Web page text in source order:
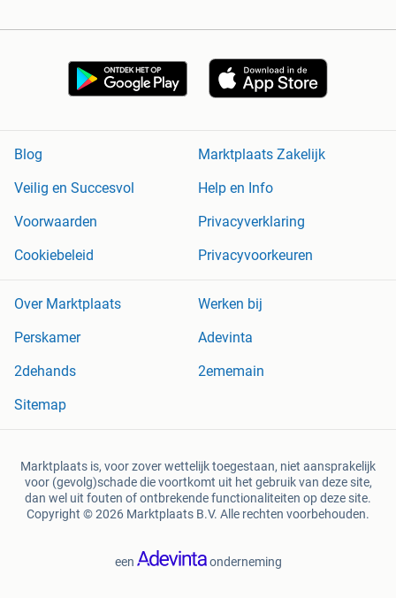
Blog
Marktplaats Zakelijk
Veilig en Succesvol
Help en Info
Voorwaarden
Privacyverklaring
Cookiebeleid
Privacyvoorkeuren
Over Marktplaats
Werken bij
Perskamer
Adevinta
2dehands
2ememain
Sitemap
Marktplaats is, voor zover wettelijk toegestaan, niet aansprakelijk
voor (gevolg)schade die voortkomt uit het gebruik van deze site,
dan wel uit fouten of ontbrekende functionaliteiten op deze site.
Copyright © 2026 Marktplaats B.V. Alle rechten voorbehouden.
een onderneming